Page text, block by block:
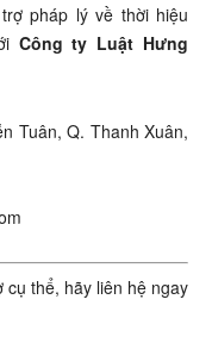
pháp lý về thời hiệu
Công ty Luật Hưng
Tuân, Q. Thanh Xuân,
thể, hãy liên hệ ngay